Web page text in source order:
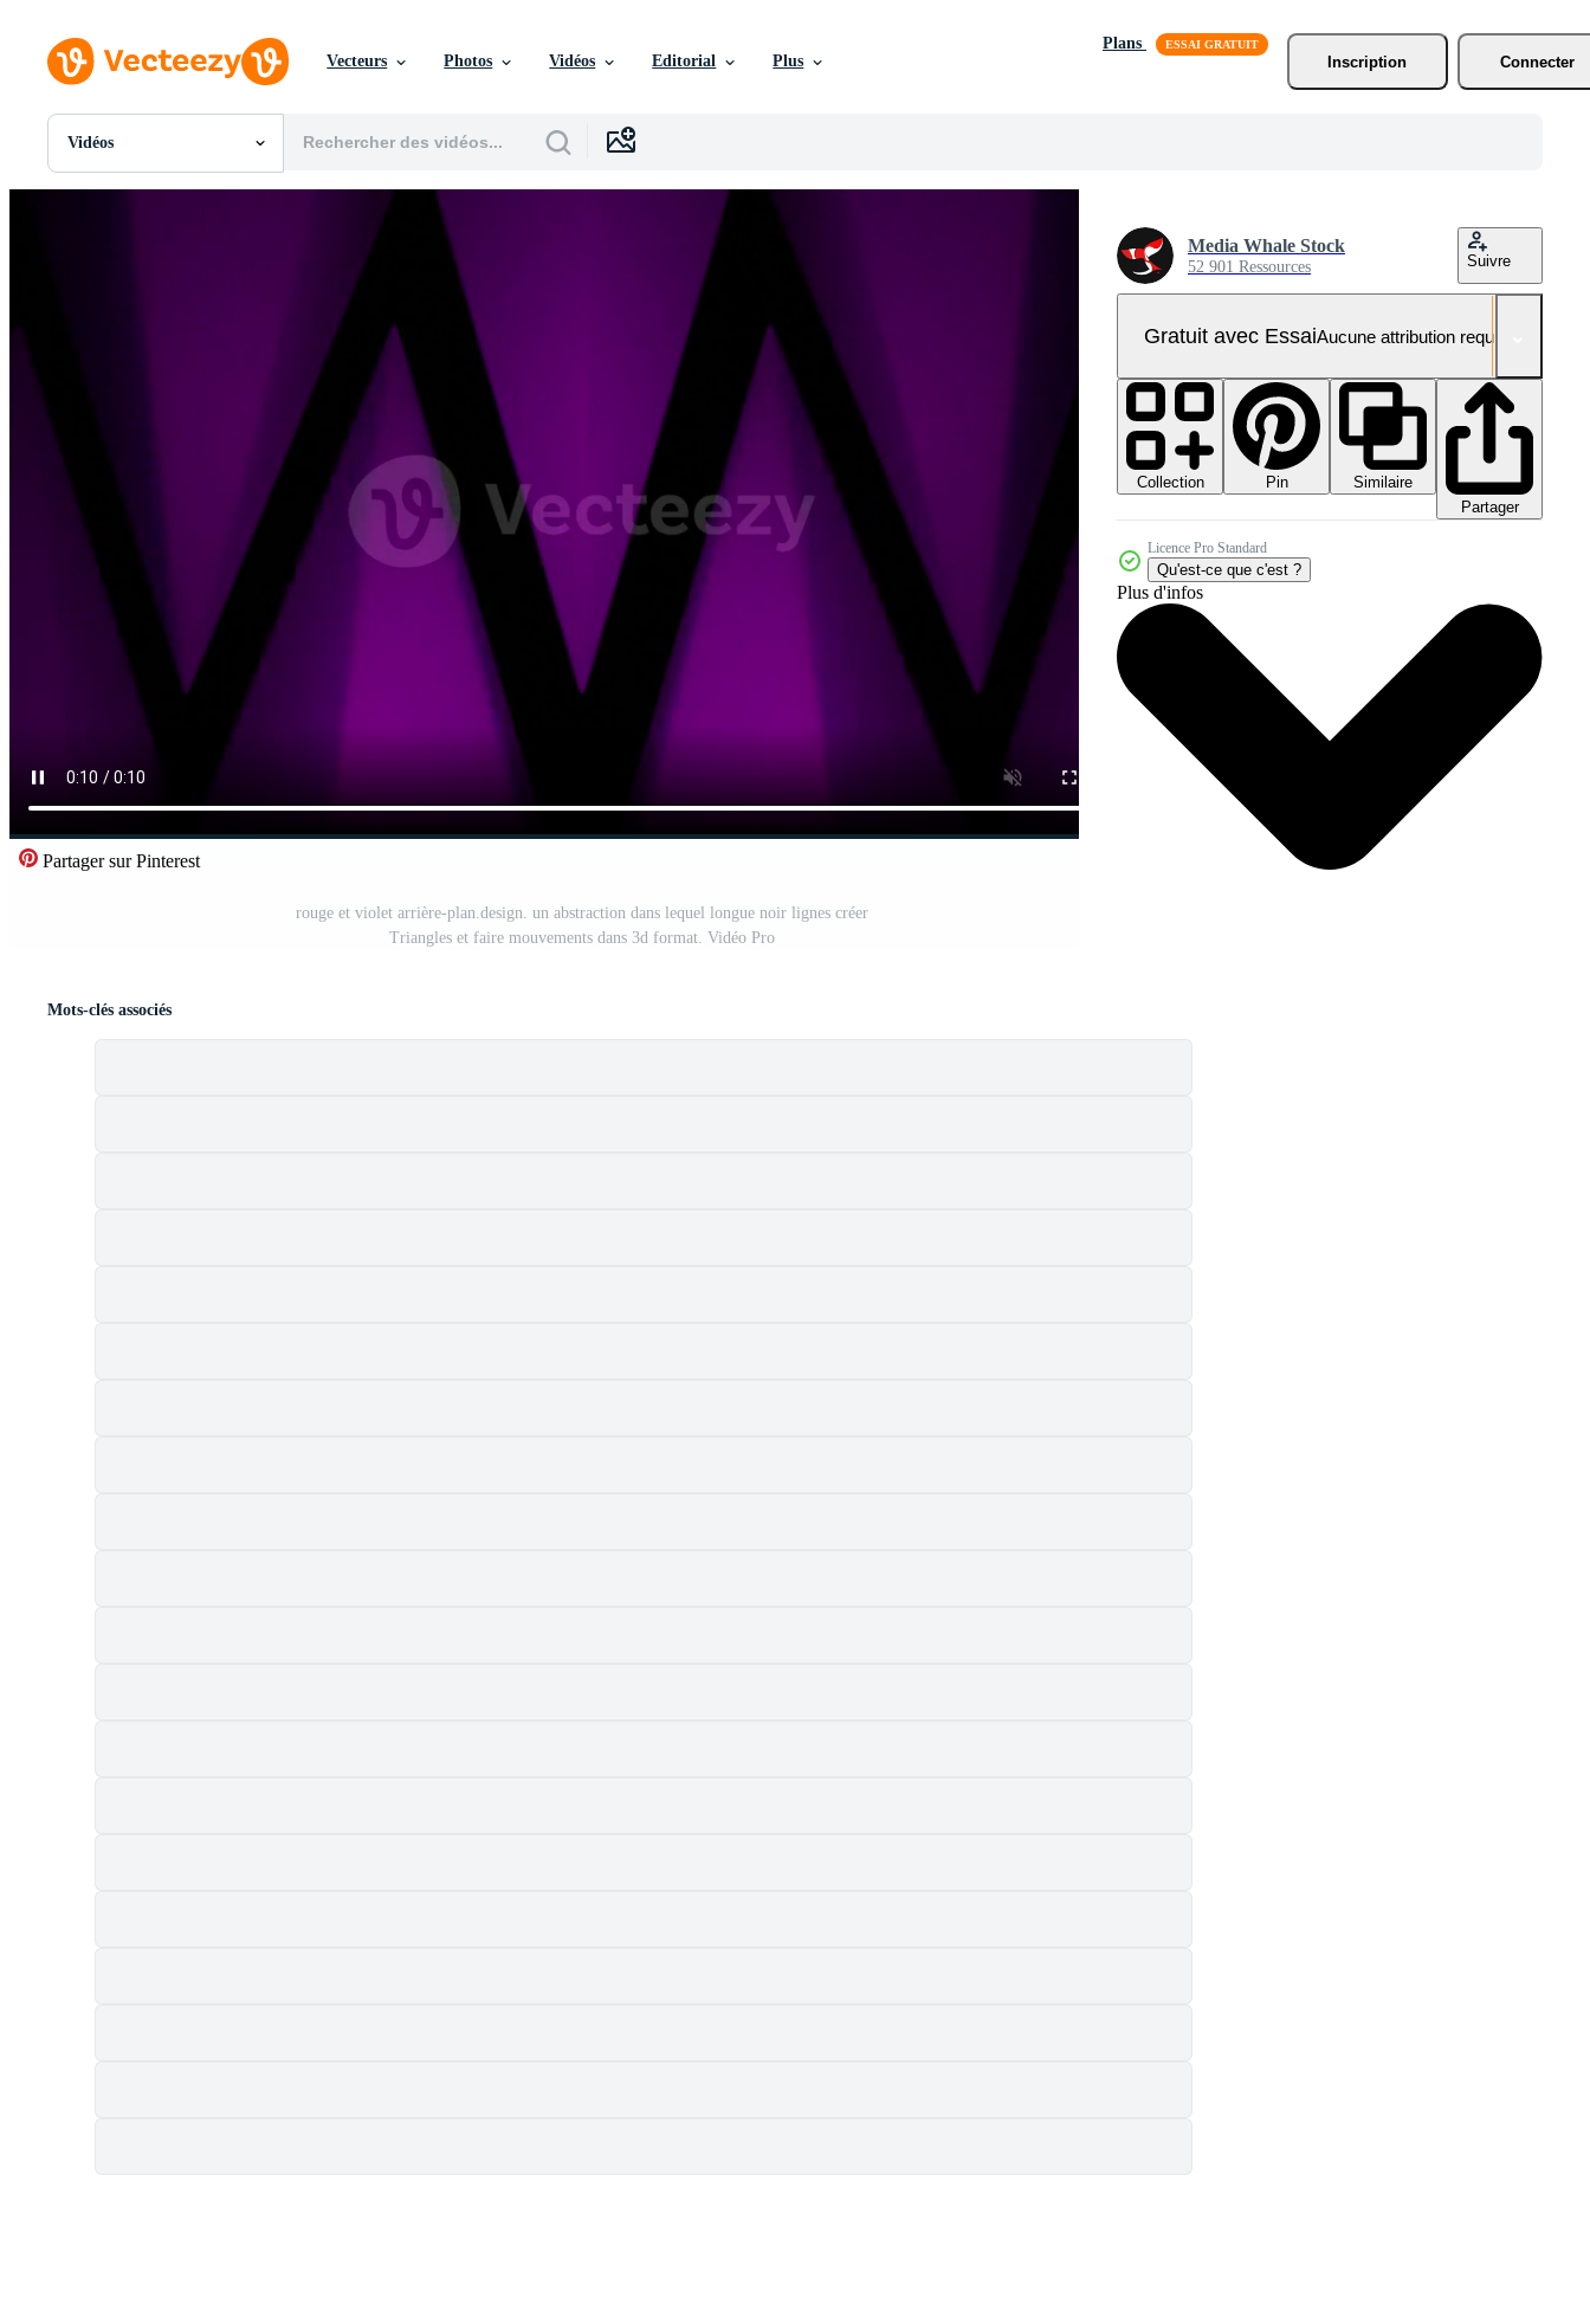
Vecteurs Photos Vidéos Editorial Plus
Plans
Inscription
Connecter
Vidéos
Toutes Images
Partager sur Pinterest
rouge et violet arrière-plan.design. un abstraction dans lequel longue noir lignes créer
Triangles et faire mouvements dans 3d format. Vidéo Pro
Media Whale Stock
52 901 Ressources Suivre
Gratuit avec EssaiAucune attribution requise
Collection Pin
Similaire
Partager
Licence Pro Standard
Qu'est-ce que c'est ?
Plus d'infos
Mots-clés associés